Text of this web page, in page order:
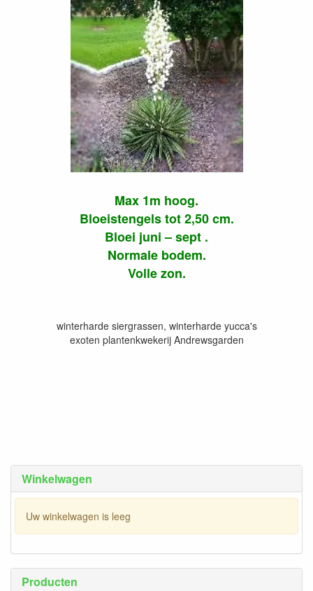
Winkelwagen
Uw winkelwagen is leeg
Producten
Max 1m hoog.
Bloeistengels tot 2,50 cm.
Bloei juni – sept .
Normale bodem.
Volle zon.
winterharde siergrassen, winterharde yucca's
exoten plantenkwekerij Andrewsgarden